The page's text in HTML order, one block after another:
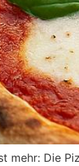
mehr: Die